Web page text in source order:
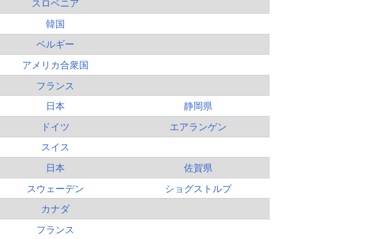
スロベニア
韓国
ベルギー
アメリカ合衆国
フランス
日本
静岡県
ドイツ
エアランゲン
スイス
日本
佐賀県
スウェーデン
ショグストルプ
カナダ
フランス